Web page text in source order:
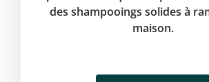
des shampooings solides à
maison.